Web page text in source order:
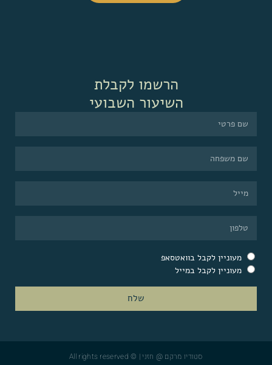
הרשמו לקבלת
השיעור השבועי
מעוניין לקבל בוואטסאפ
מעוניין לקבל במייל
שלח
סטודיו מרקם @ חזני | © All rights reserved